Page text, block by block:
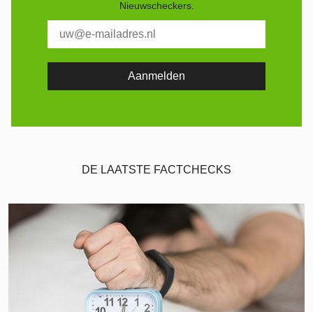
Nieuwscheckers.
DE LAATSTE FACTCHECKS